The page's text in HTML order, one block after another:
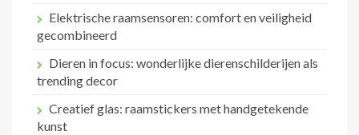
Elektrische raamsensoren: comfort en veiligheid
gecombineerd
Dieren in focus: wonderlijke dierenschilderijen als
trending decor
Creatief glas: raamstickers met handgetekende
kunst